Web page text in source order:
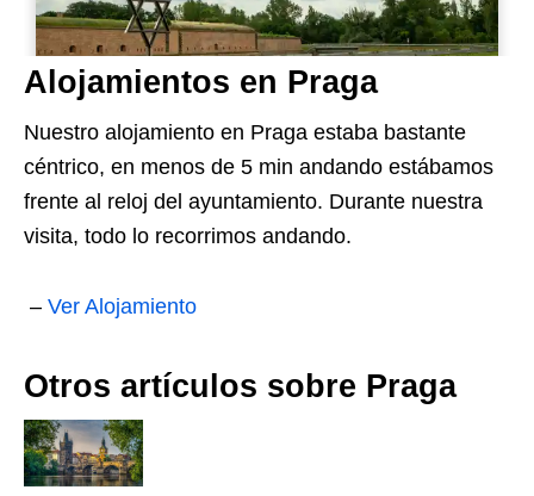
Alojamientos en Praga
Nuestro alojamiento en Praga estaba bastante
céntrico, en menos de 5 min andando estábamos
frente al reloj del ayuntamiento. Durante nuestra
visita, todo lo recorrimos andando.
– Ver Alojamiento
Otros artículos sobre Praga